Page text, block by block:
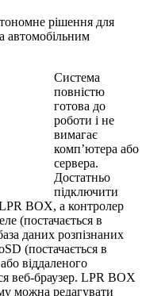
рішення для
автомобільним
Система
повністю
готова до
роботи і не
вимагає
комп’ютера або
сервера.
Достатньо
підключити
BOX, а контролер
(постачається в
даних розпізнаних
(постачається в
віддаленого
веб-браузер. LPR BOX
можна редагувати